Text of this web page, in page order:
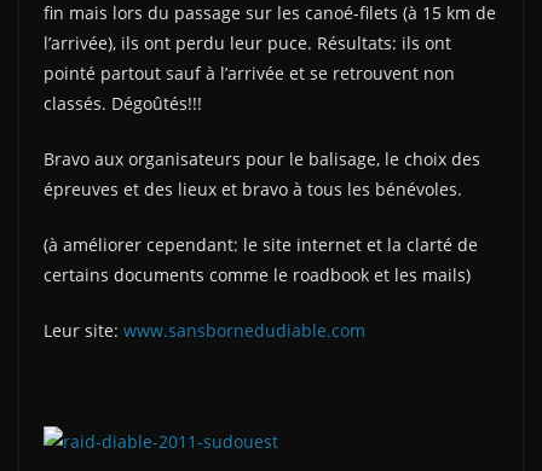
fin mais lors du passage sur les canoé-filets (à 15 km de
l’arrivée), ils ont perdu leur puce. Résultats: ils ont
pointé partout sauf à l’arrivée et se retrouvent non
classés. Dégoûtés!!!
Bravo aux organisateurs pour le balisage, le choix des
épreuves et des lieux et bravo à tous les bénévoles.
(à améliorer cependant: le site internet et la clarté de
certains documents comme le roadbook et les mails)
Leur site: www.sansbornedudiable.com